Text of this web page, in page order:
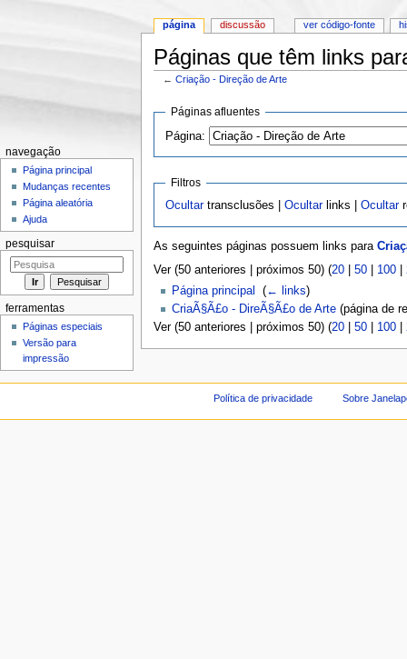
Páginas que têm links
←Criação - Direção de Arte
navegação
Páginas afluentes
Página:
Filtros
Ocultartransclusões |Ocultarlinks |Ocultar
As seguintes páginas possuem links para
Ver (50 anteriores | próximos 50) (20| 50| 100|
Página principal
(← links)
CriaÃ§Ã£o - DireÃ§Ã£o de Arte(página de
Ver (50 anteriores | próximos 50) (20| 50| 100|
página discussão ver código-fonte
navegação
Página principal
Mudanças recentes
Página aleatória
Ajuda
pesquisar
ferramentas
Páginas especiais
Versão para
impressão
Política de privacidade Sobre